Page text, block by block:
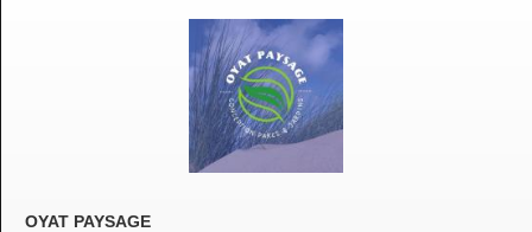
OYAT PAYSAGE